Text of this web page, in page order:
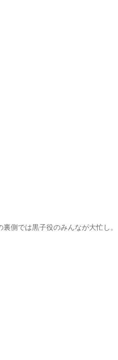
側では黒子役のみんなが大忙し。